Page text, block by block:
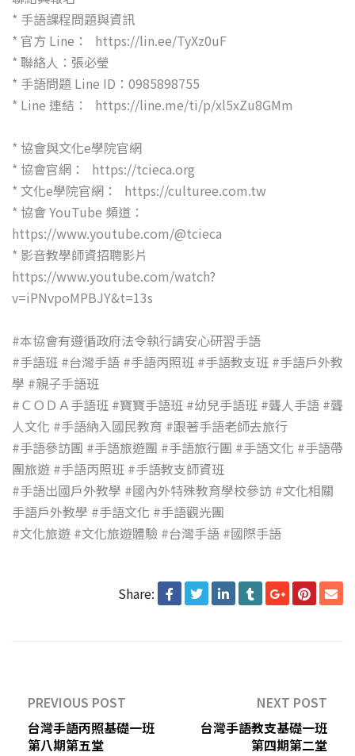
* 手語課程問題與資訊
* 官方 Line： https://lin.ee/TyXz0uF
* 聯絡人：張必瑩
* 手語問題 Line ID：0985898755
* Line 連結： https://line.me/ti/p/xl5xZu8GMm
* 協會與文化e學院官網
* 協會官網： https://tcieca.org
* 文化e學院官網： https://culturee.com.tw
* 協會 YouTube 頻道：
https://www.youtube.com/@tcieca
* 影音教學師資招聘影片
https://www.youtube.com/watch?
v=iPNvpoMPBJY&t=13s
#本協會有遵循政府法令執行請安心研習手語
#手語班 #台灣手語 #手語丙照班 #手語教支班 #手語戶外教
學 #親子手語班
#ＣＯＤＡ手語班 #寶寶手語班 #幼兒手語班 #聾人手語 #聾
人文化 #手語納入國民教育 #跟著手語老師去旅行
#手語參訪團 #手語旅遊團 #手語旅行團 #手語文化 #手語帶
團旅遊 #手語丙照班 #手語教支師資班
#手語出國戶外教學 #國內外特殊教育學校參訪 #文化相關
手語戶外教學 #手語文化 #手語觀光團
#文化旅遊 #文化旅遊體驗 #台灣手語 #國際手語
Share:
PREVIOUS POST
台灣手語丙照基礎一班
第八期第五堂
NEXT POST
台灣手語教支基礎一班
第四期第二堂